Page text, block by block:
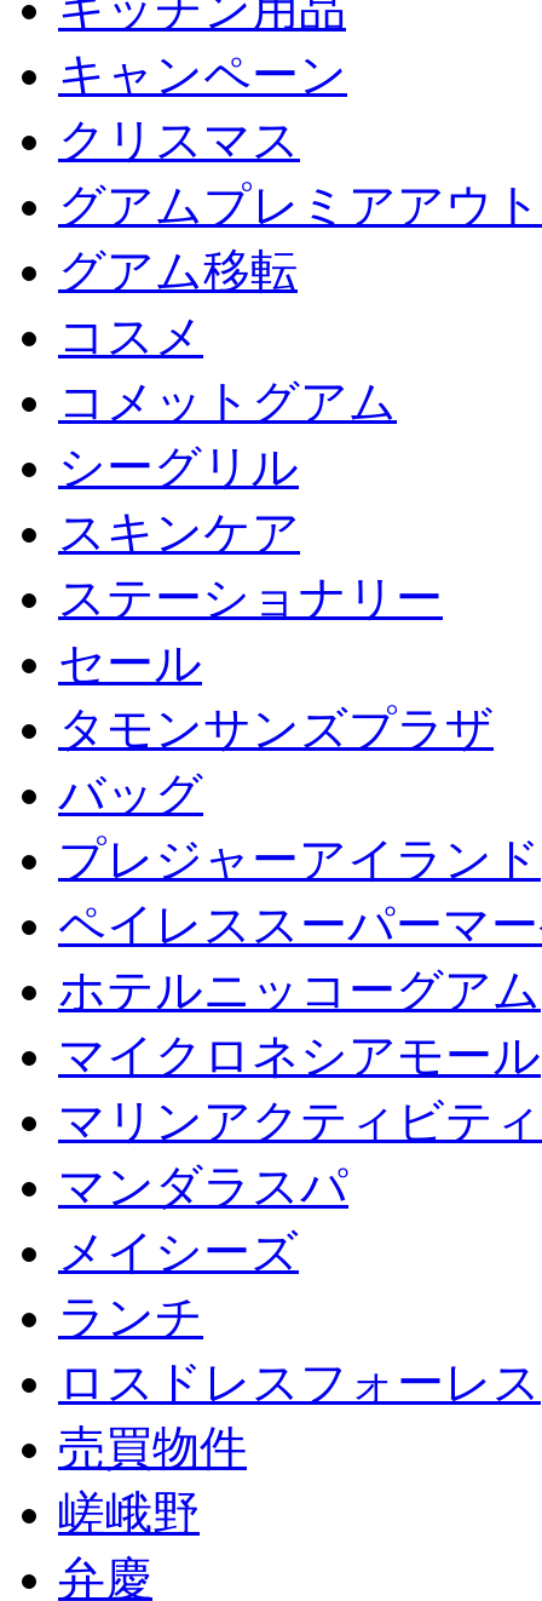
キャンペーン
クリスマス
グアムプレミアアウ
グアム移転
コスメ
コメットグアム
シーグリル
スキンケア
ステーショナリー
セール
タモンサンズプラザ
バッグ
プレジャーアイランド
ペイレススーパーマ
ホテルニッコーグアム
マイクロネシアモール
マリンアクティビティ
マンダラスパ
メイシーズ
ランチ
ロスドレスフォーレス
売買物件
嵯峨野
弁慶